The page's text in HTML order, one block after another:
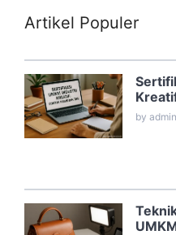
Artikel Populer
by